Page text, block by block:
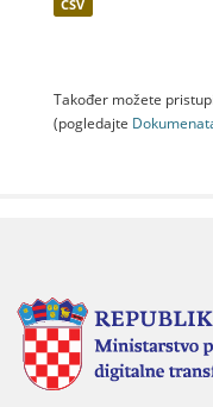
CSV
Također možete
(pogledajte